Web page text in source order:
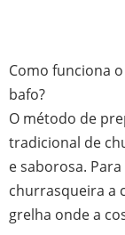
Como funciona
bafo?
O método de
tradicional de
e saborosa.
churrasqueira a
grelha onde a